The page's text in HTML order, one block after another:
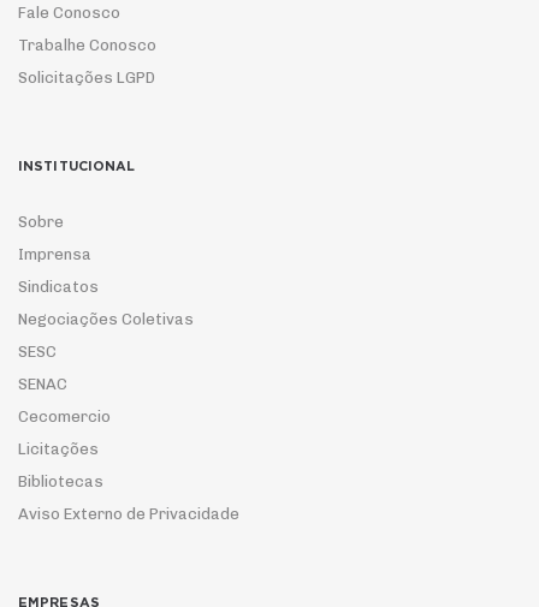
Fale Conosco
Trabalhe Conosco
Solicitações LGPD
INSTITUCIONAL
Sobre
Imprensa
Sindicatos
Negociações Coletivas
SESC
SENAC
Cecomercio
Licitações
Bibliotecas
Aviso Externo de Privacidade
EMPRESAS